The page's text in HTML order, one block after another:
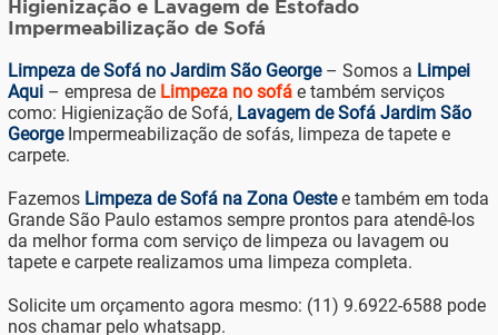
Higienização e Lavagem de Estofado
Impermeabilização de Sofá
Limpeza de Sofá no Jardim São George– Somos a Limpei
Aqui – empresa de Limpeza no sofáe também serviços
como: Higienização de Sofá, Lavagem de Sofá Jardim São
GeorgeImpermeabilização de sofás, limpeza de tapete e
carpete.
Fazemos Limpeza de Sofá na Zona Oestee também em toda
Grande São Paulo estamos sempre prontos para atendê-los
da melhor forma com serviço de limpeza ou lavagem ou
tapete e carpete realizamos uma limpeza completa.
Solicite um orçamento agora mesmo: (11) 9.6922-6588 pode
nos chamar pelo whatsapp.